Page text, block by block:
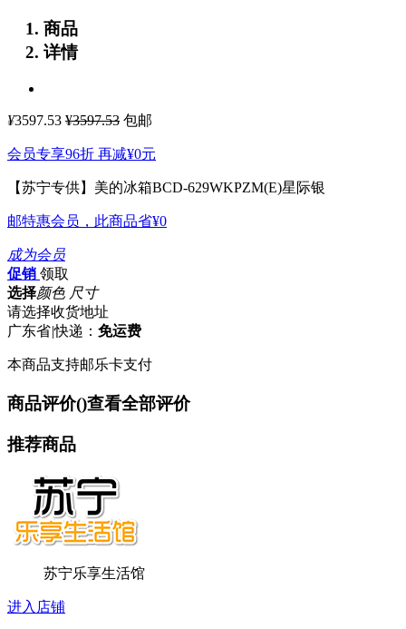
商品
详情
¥3597.53 ¥3597.53 包邮
会员专享96折 再减¥0元
【苏宁专供】美的冰箱BCD-629WKPZM(E)星际银
邮特惠会员，此商品省¥0
成为会员
促销 领取
选择颜色 尺寸
请选择收货地址
广东省|快递： 免运费
本商品支持邮乐卡支付
商品评价()查看全部评价
推荐商品
苏宁乐享生活馆
进入店铺